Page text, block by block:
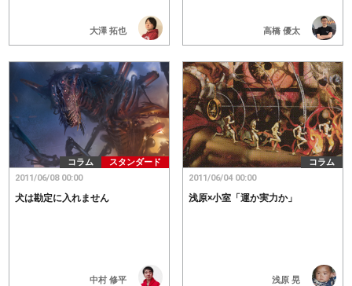
大澤 拓也 高橋 優太
コラム スタンダード
中村 修平
犬は勘定に入れません
2011/06/08 00:00
コラム
浅原 晃
浅原×小室「運か実力か」
2011/06/04 00:00